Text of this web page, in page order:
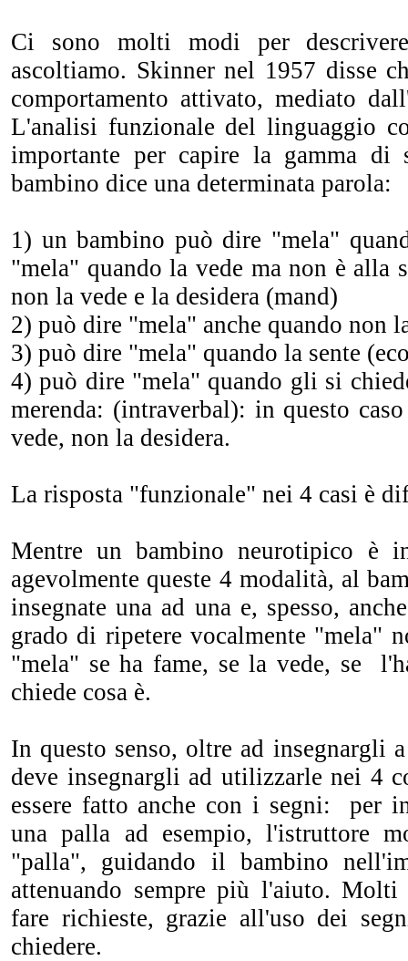
Ci sono molti modi per
ascoltiamo. Skinner nel 1957 disse
comportamento attivato, mediato
L'analisi funzionale del linguaggio
importante per capire la gamma
bambino dice una determinata parola:
1) un bambino può dire "mela"
"mela" quando la vede ma non è alla
non la vede e la desidera (mand)
2) può dire "mela" anche quando non
3) può dire "mela" quando la sente
4) può dire "mela" quando gli si
merenda: (intraverbal): in questo
vede, non la desidera.
La risposta "funzionale" nei 4 casi è
Mentre un bambino neurotipico è
agevolmente queste 4 modalità, al
insegnate una ad una e, spesso,
grado di ripetere vocalmente "mela"
"mela" se ha fame, se la vede, se
chiede cosa è.
In questo senso, oltre ad insegnargli
deve insegnargli ad utilizzarle nei 4
essere fatto anche con i segni: per
una palla ad esempio, l'istruttore
"palla", guidando il bambino
attenuando sempre più l'aiuto.
fare richieste, grazie all'uso dei
chiedere.